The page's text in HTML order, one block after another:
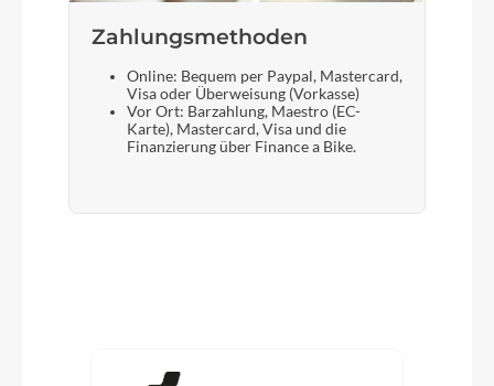
Zahlungsmethoden
Online: Bequem per Paypal, Mastercard,
Visa oder Überweisung (Vorkasse)
Vor Ort: Barzahlung, Maestro (EC-
Karte), Mastercard, Visa und die
Finanzierung über Finance a Bike.